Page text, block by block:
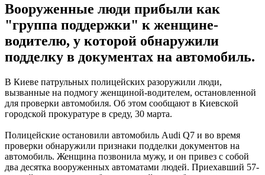
Вооруженные люди прибыли как
"группа поддержки" к женщине-
водителю, у которой обнаружили
подделку в документах на автомобиль.
В Киеве патрульных полицейских разоружили люди,
вызванные на подмогу женщиной-водителем, остановленной
для проверки автомобиля. Об этом сообщают в Киевской
городской прокуратуре в среду, 30 марта.
Полицейские остановили автомобиль Audi Q7 и во время
проверки обнаружили признаки подделки документов на
автомобиль. Женщина позвонила мужу, и он привез с собой
два десятка вооруженных автоматами людей. Приехавший 57-